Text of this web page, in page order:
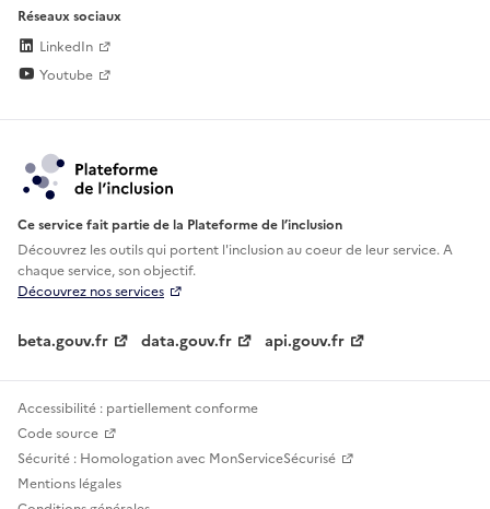
Réseaux sociaux
LinkedIn
Youtube
Ce service fait partie de la Plateforme de l’inclusion
Découvrez les outils qui portent l'inclusion aucoeur de leur service. A
chaque service, son objectif.
Découvrez nos services
beta.gouv.fr data.gouv.fr api.gouv.fr
Accessibilité : partiellement conforme
Code source
Sécurité : Homologation avec MonServiceSécurisé
Mentions légales